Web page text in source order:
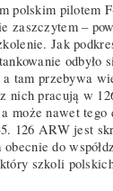
polskim pilotem
zaszczytem –
Jak
odbyło
tam przebywa
nich pracują w
może nawet
126 ARW jest
do
szkoli